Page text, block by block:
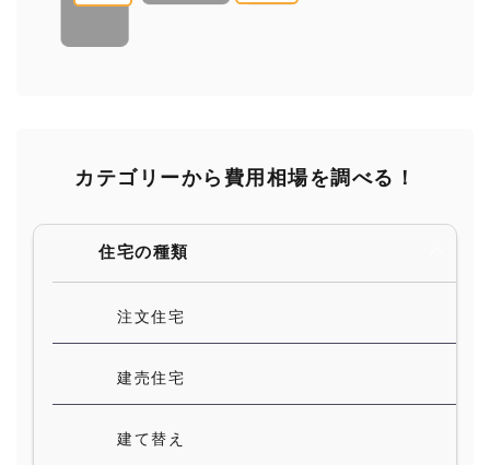
カテゴリーから費用相場を調べる！
住宅の種類
注文住宅
建売住宅
建て替え